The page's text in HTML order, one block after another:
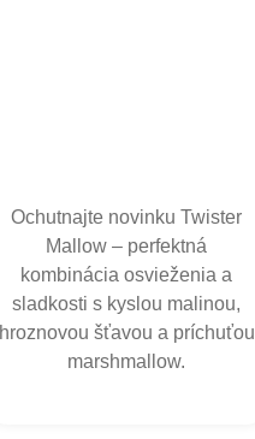
Ochutnajte novinku Twister
Mallow – perfektná
kombinácia osvieženia a
sladkosti s kyslou malinou,
hroznovou šťavou a príchuťou
marshmallow.